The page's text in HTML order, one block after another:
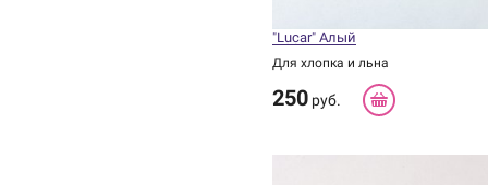
"Lucar" Алый
Для хлопка и льна
250 руб.